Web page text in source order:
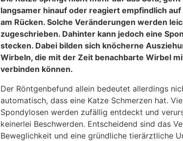
langsamer hinauf oder reagiert empfindlich
am Rücken. Solche Veränderungen werden
zugeschrieben. Dahinter kann jedoch eine
stecken. Dabei bilden sich knöcherne
Wirbeln, die mit der Zeit benachbarte Wirbel
verbinden können.
Der Röntgenbefund allein bedeutet allerdings
automatisch, dass eine Katze Schmerzen hat.
Spondylosen werden zufällig entdeckt und
keinerlei Beschwerden. Entscheidend sind das
Beweglichkeit und eine gründliche tierärztliche